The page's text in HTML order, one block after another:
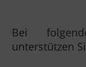
Bei
unterstützen